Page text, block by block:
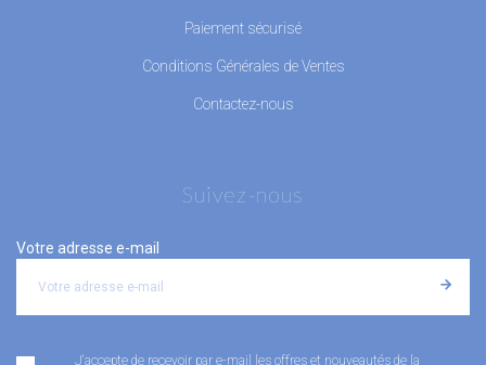
Paiement sécurisé
Conditions Générales de Ventes
Contactez-nous
Suivez-nous
Votre adresse e-mail
J'accepte de recevoir par e-mail les offres et nouveautés de la